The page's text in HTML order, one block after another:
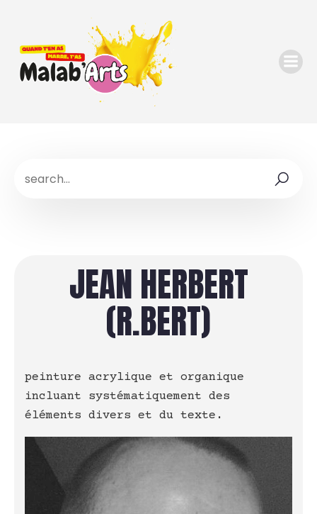
JEAN HERBERT
(R.BERT)
peinture acrylique et organique
incluant systématiquement des
éléments divers et du texte.